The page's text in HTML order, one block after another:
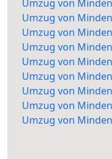
Umzug von
Umzug von
Umzug von
Umzug von
Umzug von
Umzug von
Umzug von
Umzug von
Umzug von